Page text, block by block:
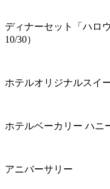
ディナーセット「ハロ
10/30）
ホテルオリジナルスイ
ホテルベーカリー ハニ
アニバーサリー